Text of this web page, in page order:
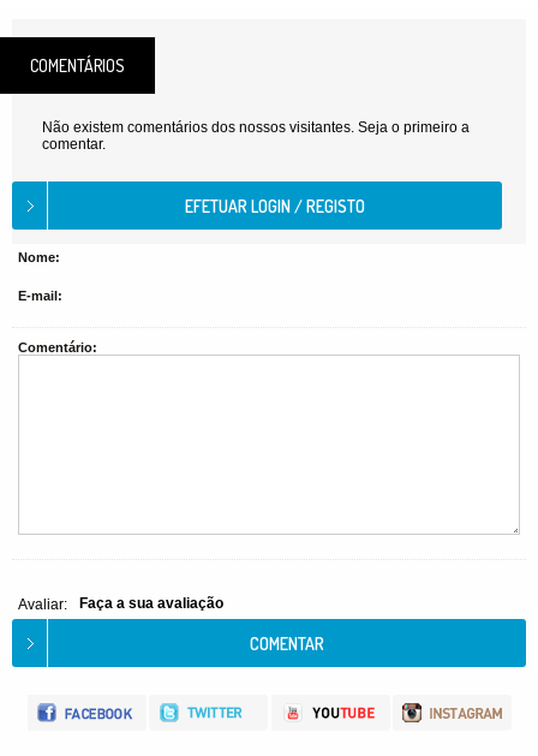
COMENTÁRIOS
Não existem comentários dos nossos visitantes. Seja o primeiro a
comentar.
Nome:
E-mail:
Comentário:
Avaliar: Faça a sua avaliação